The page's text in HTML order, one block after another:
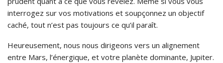
interrogez sur vos motivations et soupçonnez un objectif
caché, tout n’est pas toujours ce qu’il paraît.
Heureusement, nous nous dirigeons vers un alignement
entre Mars, l’énergique, et votre planète dominante, Jupiter.